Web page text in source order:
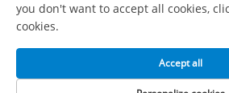
E-mail: [email protected]
Drept de autor © SUZHOU BECHTON
Politica de
you don't want to accept all cookies,
cookies.
Accept all